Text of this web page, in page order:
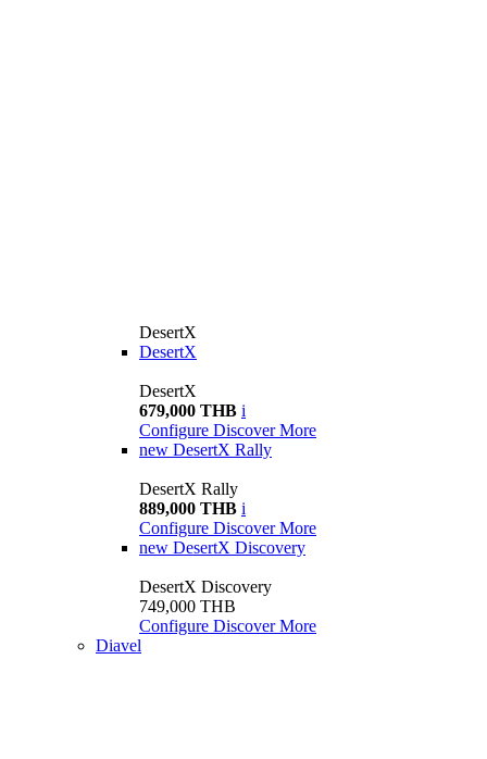
DesertX
DesertX
DesertX
679,000 THB i
Configure Discover More
new DesertX Rally
DesertX Rally
889,000 THB i
Configure Discover More
new DesertX Discovery
DesertX Discovery
749,000 THB
Configure Discover More
Diavel